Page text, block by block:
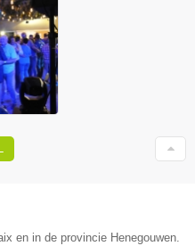
en in de provincie Henegouwen.